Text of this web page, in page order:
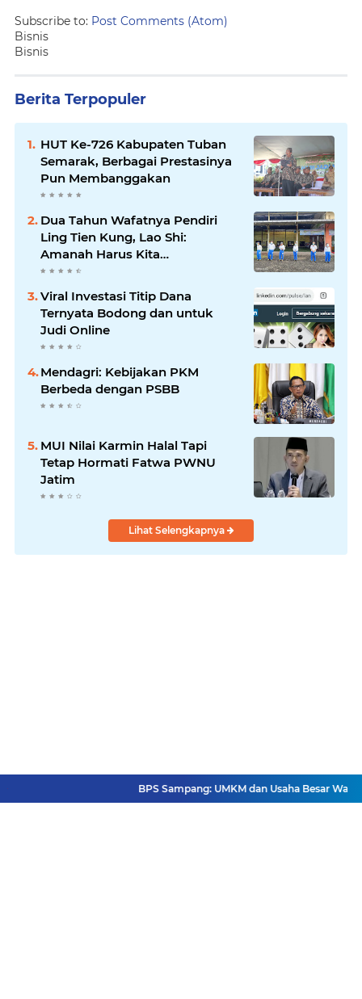
Subscribe to: Post Comments (Atom)
Bisnis
Bisnis
Berita Terpopuler
HUT Ke-726 Kabupaten Tuban
Semarak, Berbagai Prestasinya
Pun Membanggakan
Dua Tahun Wafatnya Pendiri
Ling Tien Kung, Lao Shi:
Amanah Harus Kita
Laksanakan!
Viral Investasi Titip Dana
Ternyata Bodong dan untuk
Judi Online
Mendagri: Kebijakan PKM
Berbeda dengan PSBB
MUI Nilai Karmin Halal Tapi
Tetap Hormati Fatwa PWNU
Jatim
Lihat Selengkapnya
BPS Sampang: UMKM dan Usaha Besar Wajib